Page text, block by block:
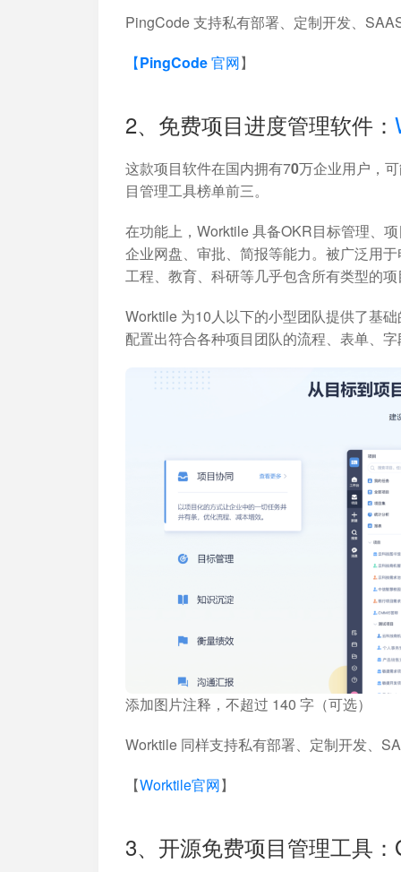
PingCode 支持私有部署、定制开发、
【PingCode 官网】
2、免费项目进度管理软件：
这款项目软件在国内拥有70万企业用户，
目管理工具榜单前三。
在功能上，Worktile 具备OKR目标管理、
企业网盘、审批、简报等能力。被广泛用
工程、教育、科研等几乎包含所有类型的
Worktile 为10人以下的小型团队提供了基
配置出符合各种项目团队的流程、表单、
添加图片注释，不超过 140 字（可选）
Worktile 同样支持私有部署、定制开发、
【Worktile官网】
3、开源免费项目管理工具